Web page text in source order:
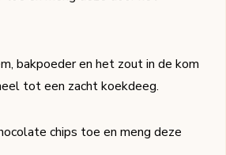
bakpoeder en het zout in de kom
tot een zacht koekdeeg.
chips toe en meng deze